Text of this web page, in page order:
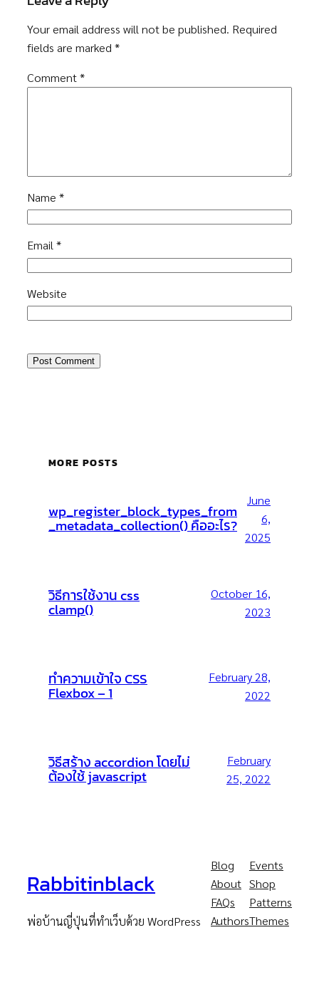
Your email address will not be published. Required
fields are marked *
Comment*
Name *
Email*
Website
MORE POSTS
wp_register_block_types_from
_metadata_collection() คืออะไร?
June
6,
2025
วิธีการใช้งาน css
clamp()
October 16,
2023
ทำความเข้าใจ CSS
Flexbox – 1
February 28,
2022
วิธีสร้าง accordion โดยไม่
ต้องใช้ javascript
February
25, 2022
Rabbitinblack
พ่อบ้านญี่ปุ่นที่ทำเว็บด้วย WordPress
Blog
About
FAQs
Authors
Events
Shop
Patterns
Themes